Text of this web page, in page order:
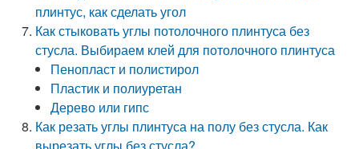
плинтус, как сделать угол
Как стыковать углы потолочного плинтуса без
стусла. Выбираем клей для потолочного плинтуса
Пенопласт и полистирол
Пластик и полиуретан
Дерево или гипс
Как резать углы плинтуса на полу без стусла. Как